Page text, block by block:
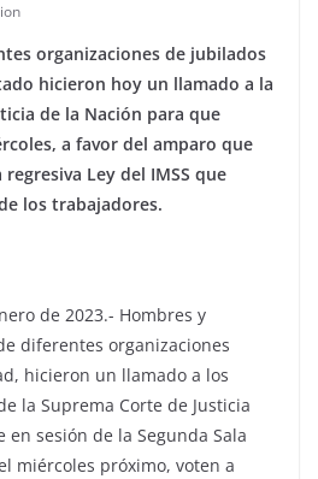
organizaciones de jubilados
hicieron hoy un llamado a la
de la Nación para que
a favor del amparo que
Ley del IMSS que
los trabajadores.
de 2023.- Hombres y
diferentes organizaciones
hicieron un llamado a los
la Suprema Corte de Justicia
sesión de la Segunda Sala
miércoles próximo, voten a